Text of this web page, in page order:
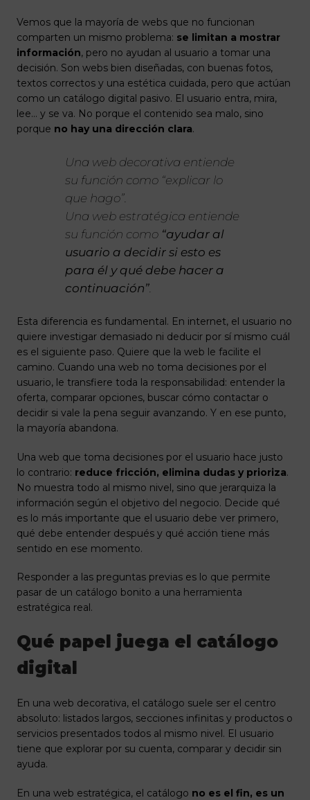
Vemos que la mayoría de webs que no funcionan
comparten un mismo problema: se limitan a mostrar
información, pero no ayudan al usuario a tomar una
decisión. Son webs bien diseñadas, con buenas fotos,
textos correctos y una estética cuidada, pero que actúan
como un catálogo digital pasivo. El usuario entra, mira,
lee… y se va. No porque el contenido sea malo, sino
porque no hay una dirección clara.
Una web decorativa entiende
su función como “explicar lo
que hago”.
Una web estratégica entiende
su función como “ayudar al
usuario a decidir si esto es
para él y qué debe hacer a
continuación”.
Esta diferencia es fundamental. En internet, el usuario no
quiere investigar demasiado ni deducir por sí mismo cuál
es el siguiente paso. Quiere que la web le facilite el
camino. Cuando una web no toma decisiones por el
usuario, le transfiere toda la responsabilidad: entender la
oferta, comparar opciones, buscar cómo contactar o
decidir si vale la pena seguir avanzando. Y en ese punto,
la mayoría abandona.
Una web que toma decisiones por el usuario hace justo
lo contrario: reduce fricción, elimina dudas y prioriza.
No muestra todo al mismo nivel, sino que jerarquiza la
información según el objetivo del negocio. Decide qué
es lo más importante que el usuario debe ver primero,
qué debe entender después y qué acción tiene más
sentido en ese momento.
Responder a las preguntas previas es lo que permite
pasar de un catálogo bonito a una herramienta
estratégica real.
Qué papel juega el catálogo
digital
En una web decorativa, el catálogo suele ser el centro
absoluto: listados largos, secciones infinitas y productos o
servicios presentados todos al mismo nivel. El usuario
tiene que explorar por su cuenta, comparar y decidir sin
ayuda.
En una web estratégica, el catálogo no es el fin, es un